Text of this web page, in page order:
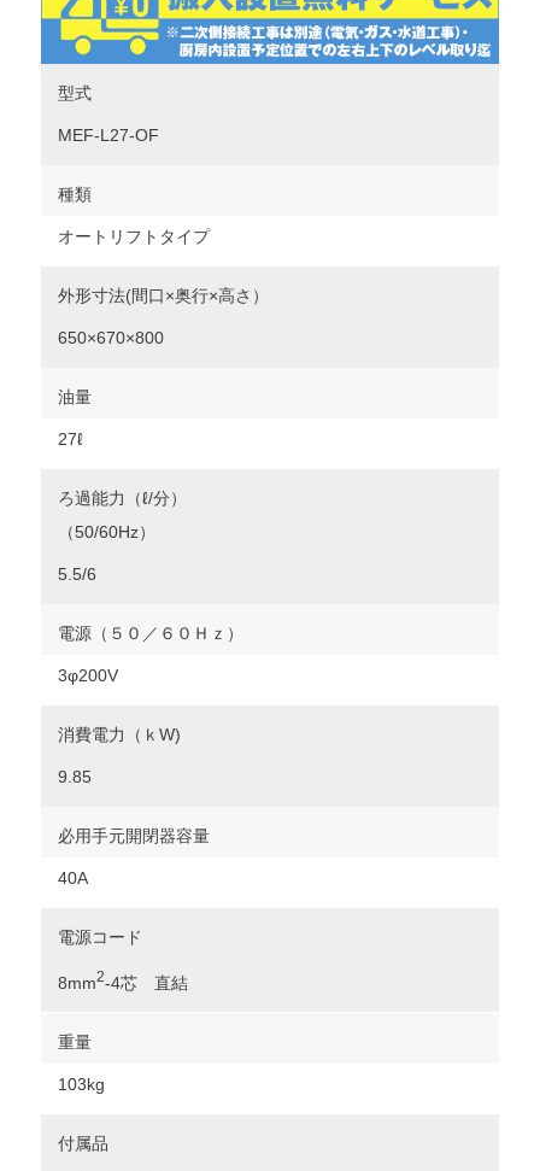
型式
MEF-L27-OF
種類
オートリフトタイプ
外形寸法(間口×奥行×高さ）
650×670×800
油量
27ℓ
ろ過能力（ℓ/分）
（50/60Hz）
5.5/6
電源（５０／６０Ｈｚ）
3φ200V
消費電力（ｋW)
9.85
必用手元開閉器容量
40A
電源コード
8mm2-4芯 直結
重量
103kg
付属品